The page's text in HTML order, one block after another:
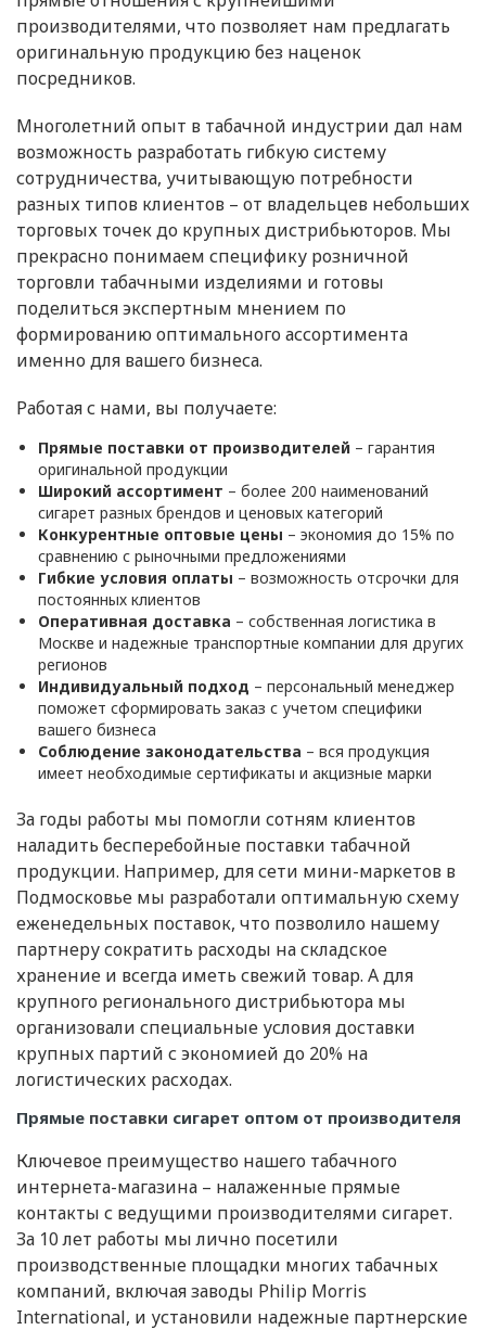
производителями, что позволяет нам предлагать
оригинальную продукцию без наценок
посредников.
Многолетний опыт в табачной индустрии дал нам
возможность разработать гибкую систему
сотрудничества, учитывающую потребности
разных типов клиентов – от владельцев небольших
торговых точек до крупных дистрибьюторов. Мы
прекрасно понимаем специфику розничной
торговли табачными изделиями и готовы
поделиться экспертным мнением по
формированию оптимального ассортимента
именно для вашего бизнеса.
Работая с нами, вы получаете:
Прямые поставки от производителей – гарантия
оригинальной продукции
Широкий ассортимент – более 200 наименований
сигарет разных брендов и ценовых категорий
Конкурентные оптовые цены – экономия до 15% по
сравнению с рыночными предложениями
Гибкие условия оплаты – возможность отсрочки для
постоянных клиентов
Оперативная доставка – собственная логистика в
Москве и надежные транспортные компании для других
регионов
Индивидуальный подход – персональный менеджер
поможет сформировать заказ с учетом специфики
вашего бизнеса
Соблюдение законодательства – вся продукция
имеет необходимые сертификаты и акцизные марки
За годы работы мы помогли сотням клиентов
наладить бесперебойные поставки табачной
продукции. Например, для сети мини-маркетов в
Подмосковье мы разработали оптимальную схему
еженедельных поставок, что позволило нашему
партнеру сократить расходы на складское
хранение и всегда иметь свежий товар. А для
крупного регионального дистрибьютора мы
организовали специальные условия доставки
крупных партий с экономией до 20% на
логистических расходах.
Прямые поставки сигарет оптом от производителя
Ключевое преимущество нашего табачного
интернета-магазина – налаженные прямые
контакты с ведущими производителями сигарет.
За 10 лет работы мы лично посетили
производственные площадки многих табачных
компаний, включая заводы Philip Morris
International, и установили надежные партнерские